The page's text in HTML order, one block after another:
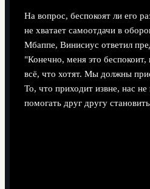
На вопрос, беспокоят ли его
не хватает самоотдачи в
Мбаппе, Винисиус ответил
"Конечно, меня это
всё, что хотят. Мы должны
То, что приходит извне, нас
помогать друг другу